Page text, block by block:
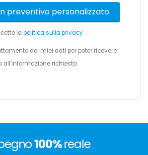
la politica sulla privacy
dei miei dati per poter ricevere
all'informazione richiesta
100%reale